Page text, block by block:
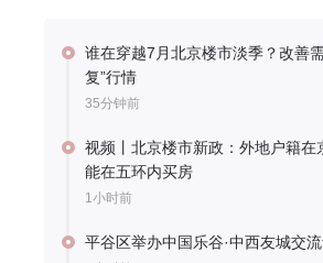
谁在穿越7月北京楼市淡季？改善
复”行情
35分钟前
视频丨北京楼市新政：外地户籍在
能在五环内买房
1小时前
平谷区举办中国乐谷·中西友城交